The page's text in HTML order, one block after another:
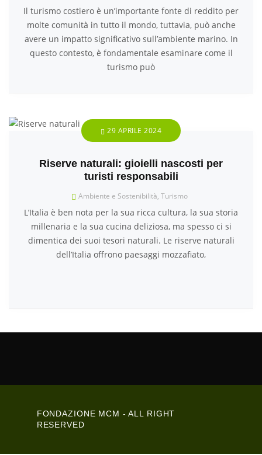
Il turismo costiero è un’importante fonte di reddito per
molte comunità in tutto il mondo, tuttavia, può anche
avere un impatto significativo sull’ambiente marino. In
questo contesto, è fondamentale esaminare come il
turismo può
29 APRILE 2024
Riserve naturali: gioielli nascosti per
turisti responsabili
Ambiente e Sostenibilità, Turismo
L’Italia è ben nota per la sua ricca cultura, la sua storia
millenaria e la sua cucina deliziosa, ma spesso ci si
dimentica dei suoi tesori naturali. Le riserve naturali
dell’Italia offrono paesaggi mozzafiato,
FONDAZIONE MCM - ALL RIGHT
RESERVED